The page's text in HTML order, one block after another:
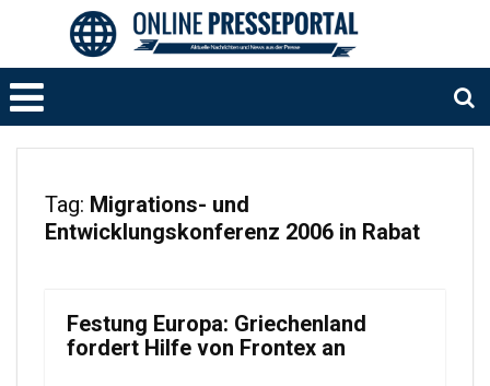
Tag: Migrations- und
Entwicklungskonferenz 2006 in Rabat
Festung Europa: Griechenland
fordert Hilfe von Frontex an